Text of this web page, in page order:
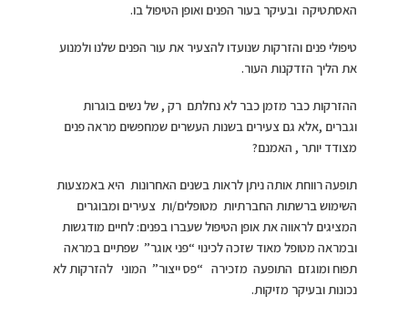
האסתטיקה ובעיקר בעור הפנים ואופן הטיפול בו.
טיפולי פנים והזרקות שנועדו להצעיר את עור הפנים שלנו ולמנוע
את הליך הזדקנות העור.
ההזרקות כבר מזמן כבר לא נחלתם רק , של נשים בוגרות
וגברים ,אלא גם צעירים בשנות העשרים שמחפשים מראה פנים
מצודד יותר , האמנם?
תופעה רווחת אותה ניתן לראות בשנים האחרונות היא באמצעות
השימוש ברשתות החברתיות מטופלים/ות צעירים ומבוגרים
המציגים לראווה את אופן הטיפול שעברו בפנים: לחיים מודגשות
ובמראה מטופל מאוד שזכה לכינוי “פני אוגר” שפתיים במראה
תפוח ומוגזם התופעה מזכירה “פס ייצור” המוני להזרקות לא
נכונות ובעיקר מזיקות.